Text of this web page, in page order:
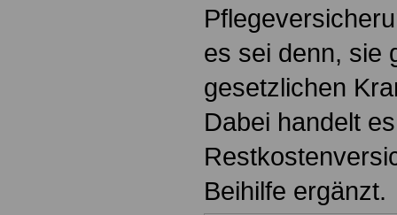
es sei denn, sie
gesetzlichen
Dabei handelt
Beihilfe ergänzt.